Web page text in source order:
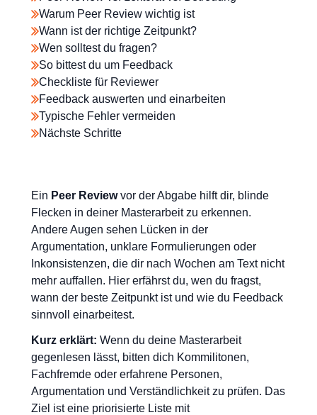
Warum Peer Review wichtig ist
Wann ist der richtige Zeitpunkt?
Wen solltest du fragen?
So bittest du um Feedback
Checkliste für Reviewer
Feedback auswerten und einarbeiten
Typische Fehler vermeiden
Nächste Schritte
Ein Peer Reviewvor der Abgabe hilft dir, blinde
Flecken in deiner Masterarbeit zu erkennen.
Andere Augen sehen Lücken in der
Argumentation, unklare Formulierungen oder
Inkonsistenzen, die dir nach Wochen am Text nicht
mehr auffallen. Hier erfährst du, wen du fragst,
wann der beste Zeitpunkt ist und wie du Feedback
sinnvoll einarbeitest.
Kurz erklärt: Wenn du deine Masterarbeit
gegenlesen lässt, bitten dich Kommilitonen,
Fachfremde oder erfahrene Personen,
Argumentation und Verständlichkeit zu prüfen. Das
Ziel ist eine priorisierte Liste mit